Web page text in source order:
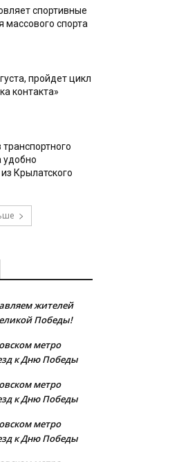
спортивные
массового спорта
пройдет цикл
контакта»
удобно
Крылатского
жителей
Победы!
метро
к Дню Победы
метро
к Дню Победы
метро
к Дню Победы